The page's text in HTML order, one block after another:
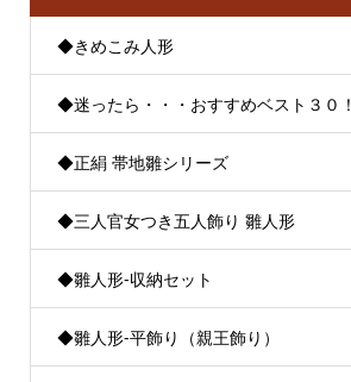
◆きめこみ人形
◆迷ったら・・・おすすめベスト３０！
◆正絹 帯地雛シリーズ
◆三人官女つき五人飾り 雛人形
◆雛人形-収納セット
◆雛人形-平飾り（親王飾り）